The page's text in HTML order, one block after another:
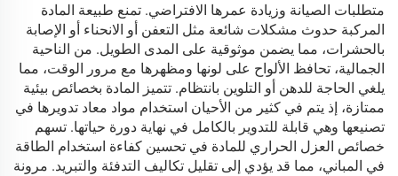
متطلبات الصيانة وزيادة عمرها الافتراضي. تمنع طبيعة المادة
المركبة حدوث مشكلات شائعة مثل التعفن أو الانحناء أو الإصابة
بالحشرات، مما يضمن موثوقية على المدى الطويل. من الناحية
الجمالية، تحافظ الألواح على لونها ومظهرها مع مرور الوقت، مما
يلغي الحاجة للدهن أو التلوين بانتظام. تتميز المادة بخصائص بيئية
ممتازة، إذ يتم في كثير من الأحيان استخدام مواد معاد تدويرها في
تصنيعها وهي قابلة للتدوير بالكامل في نهاية دورة حياتها. تسهم
خصائص العزل الحراري للمادة في تحسين كفاءة استخدام الطاقة
في المباني، مما قد يؤدي إلى تقليل تكاليف التدفئة والتبريد. مرونة